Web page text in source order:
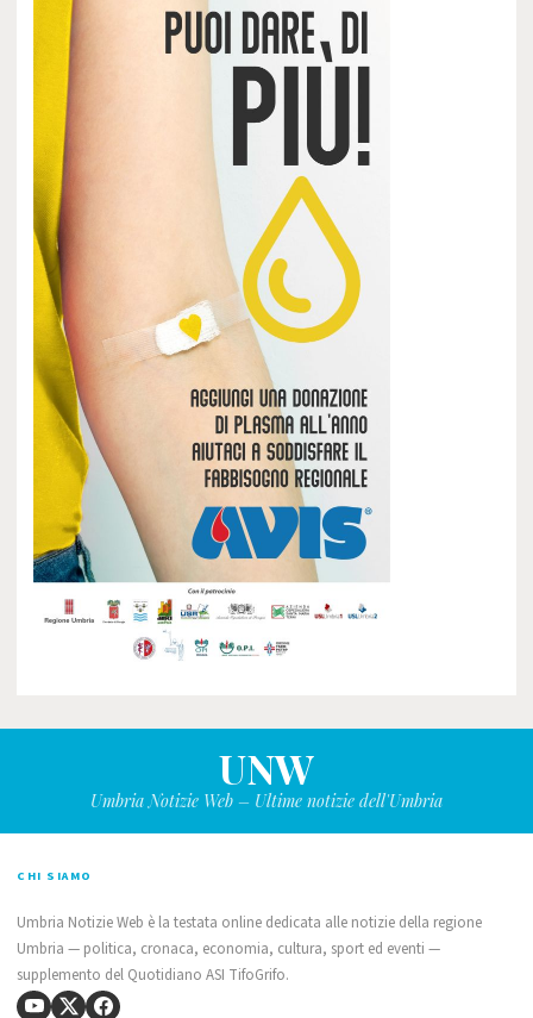
UNW
Umbria Notizie Web – Ultime notizie dell'Umbria
CHI SIAMO
Umbria Notizie Web è la testata online dedicata alle notizie della regione
Umbria — politica, cronaca, economia, cultura, sport ed eventi —
supplemento del Quotidiano ASI TifoGrifo.